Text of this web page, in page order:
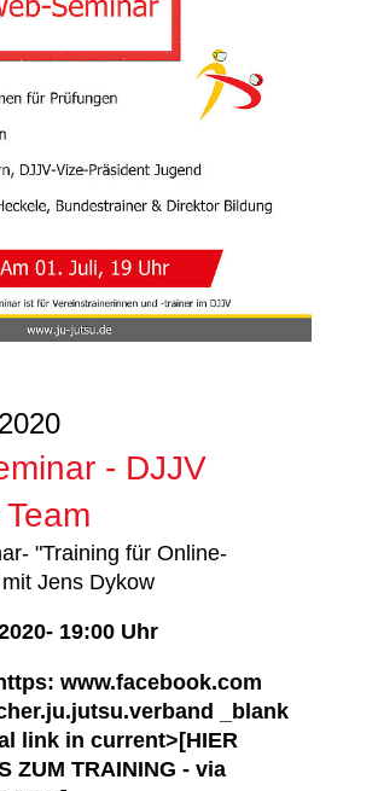
- DJJV
"Training für Online-
Jens Dykow
19:00 Uhr
www.facebook.com
_blank
link in current>[HIER
ZUM TRAINING - via